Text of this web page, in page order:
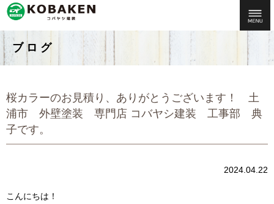
ブログ
桜カラーのお見積り、ありがとうございます！ 土
浦市 外壁塗装 専門店 コバヤシ建装 工事部 典
子です。
2024.04.22
こんにちは！